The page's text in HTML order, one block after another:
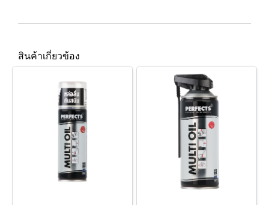
สินค้าเกี่ยวข้อง